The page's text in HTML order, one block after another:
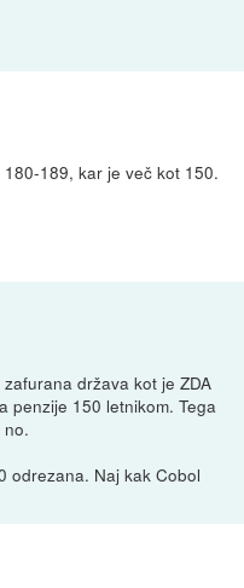
189, kar je več kot 150.
država kot je ZDA
penzije 150 letnikom. Tega
odrezana. Naj kak Cobol